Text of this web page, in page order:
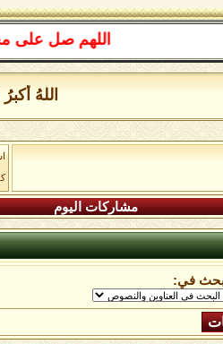
اللهم صل على
اللهُ
مشاركات اليوم
في: